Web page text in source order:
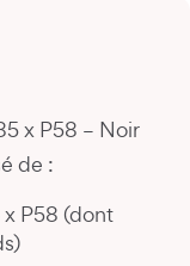
x P58 – Noir
de :
P58 (dont